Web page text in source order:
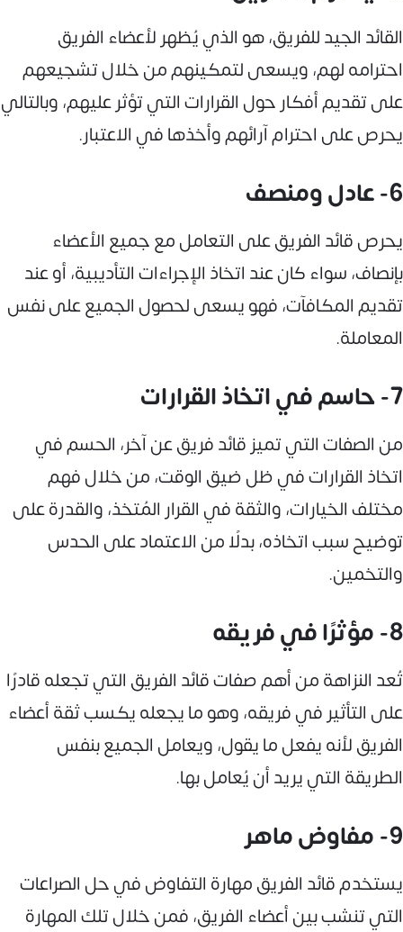
القائد الجيد للفريق، هو الذي يُظهر لأعضاء الفريق
احترامه لهم، ويسعى لتمكينهم من خلال تشجيعهم
على تقديم أفكار حول القرارات التي تؤثر عليهم، وبالتالي
يحرص على احترام آرائهم وأخذها في الاعتبار.
6- عادل ومنصف
يحرص قائد الفريق على التعامل مع جميع الأعضاء
بإنصاف، سواء كان عند اتخاذ الإجراءات التأديبية، أو عند
تقديم المكافآت، فهو يسعى لحصول الجميع على نفس
المعاملة.
7- حاسم في اتخاذ القرارات
من الصفات التي تميز قائد فريق عن آخر، الحسم في
اتخاذ القرارات في ظل ضيق الوقت، من خلال فهم
مختلف الخيارات، والثقة في القرار المُتخذ، والقدرة على
توضيح سبب اتخاذه، بدلًا من الاعتماد على الحدس
والتخمين.
8- مؤثرًا في فريقه
تُعد النزاهة من أهم صفات قائد الفريق التي تجعله قادرًا
على التأثير في فريقه، وهو ما يجعله يكسب ثقة أعضاء
الفريق لأنه يفعل ما يقول، ويعامل الجميع بنفس
الطريقة التي يريد أن يُعامل بها.
9- مفاوض ماهر
يستخدم قائد الفريق مهارة التفاوض في حل الصراعات
التي تنشب بين أعضاء الفريق، فمن خلال تلك المهارة